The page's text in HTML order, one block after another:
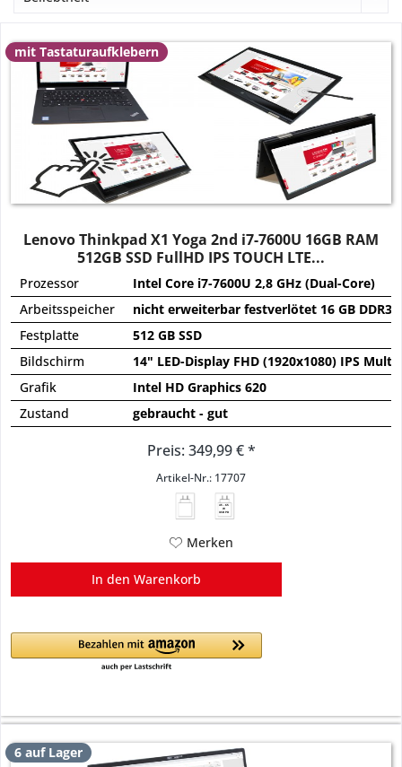
mit Tastaturaufklebern
Lenovo Thinkpad X1 Yoga 2nd i7-7600U 16GB RAM
512GB SSD FullHD IPS TOUCH LTE...
Prozessor
Intel Core i7-7600U 2,8 GHz (Dual-Core)
Arbeitsspeicher
nicht erweiterbar festverlötet 16 GB DDR3L
Festplatte
512 GB SSD
Bildschirm
14" LED-Display FHD (1920x1080) IPS
Grafik
Intel HD Graphics 620
Zustand
gebraucht - gut
Preis: 349,99 € *
Artikel-Nr.: 17707
45 - 65
W
USB PD
Merken
In den Warenkorb
6 auf Lager